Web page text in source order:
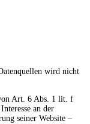
wird nicht
Art. 6 Abs. 1 lit. f
an der
seiner Website –